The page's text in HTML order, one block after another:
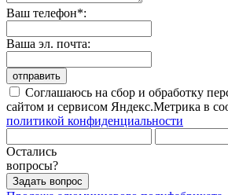
Ваш телефон*:
Ваша эл. почта:
отправить
Соглашаюсь на сбор и обработку
сайтом и сервисом Яндекс.Метрика в
политикой конфиденциальности
Остались
вопросы?
Задать вопрос